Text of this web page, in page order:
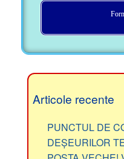
Articole recente
PUNCTUL DE
DEȘEURILOR